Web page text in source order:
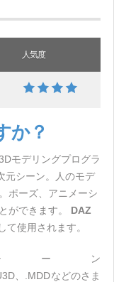
人気度
か？
モデリングプログラ
元シーン。人のモデ
ポーズ、アニメーシ
ができます。 DAZ
使用されます。
ーン
、.MDDなどのさま